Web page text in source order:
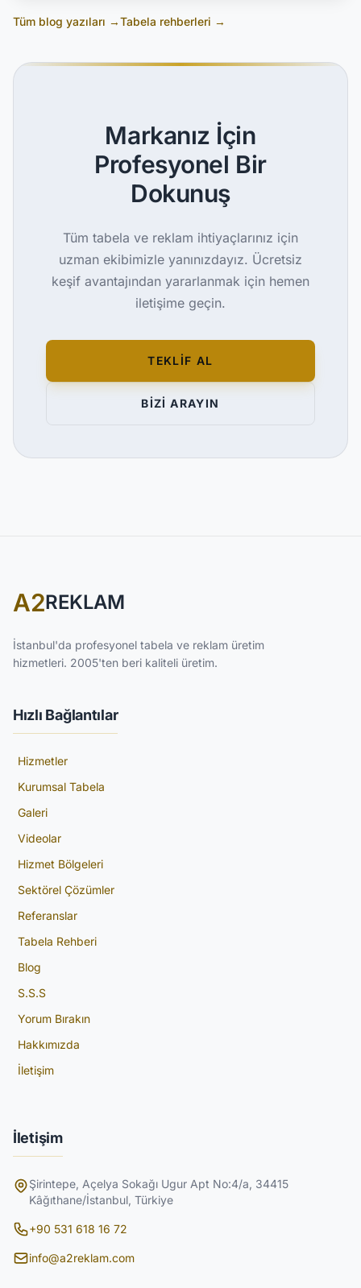
Tüm blog yazıları →Tabela rehberleri →
Markanız İçin
Profesyonel Bir
Dokunuş
Tüm tabela ve reklam ihtiyaçlarınız için
uzman ekibimizle yanınızdayız. Ücretsiz
keşif avantajından yararlanmak için hemen
iletişime geçin.
TEKLİF AL
BİZİ ARAYIN
A2REKLAM
İstanbul'da profesyonel tabela ve reklam üretim
hizmetleri. 2005'ten beri kaliteli üretim.
Hızlı Bağlantılar
Hizmetler
Kurumsal Tabela
Galeri
Videolar
Hizmet Bölgeleri
Sektörel Çözümler
Referanslar
Tabela Rehberi
Blog
S.S.S
Yorum Bırakın
Hakkımızda
İletişim
İletişim
Şirintepe, Açelya Sokağı Ugur Apt No:4/a, 34415
Kâğıthane/İstanbul, Türkiye
+90 531 618 16 72
info@a2reklam.com